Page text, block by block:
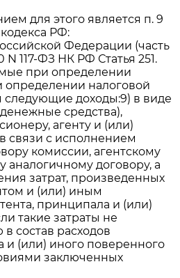
для этого является п. 9
кодекса РФ:
Федерации (часть
N 117-ФЗ НК РФ Статья 251.
при определении
определении налоговой
следующие доходы:9) в виде
средства),
агенту и (или)
связи с исполнением
комиссии, агентскому
аналогичному договору, а
затрат, произведенных
и (или) иным
принципала и (или)
такие затраты не
состав расходов
и (или) иного поверенного
заключенных